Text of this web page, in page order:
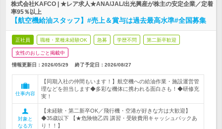
株式会社KAFCO | ★レア求人★ANA/JAL/出光興産が株主の安定企業／定着
率95％以上
【航空機給油スタッフ】#売上＆賞与は過去最高水準#全国募集
正社員 職種・業種未経験OK 急募 学歴不問 第二新卒歓迎
女性のおしごと掲載中
情報更新日：2026/05/29 終了予定日： 2026/08/27
仕事内容
【同期入社の仲間もいます！】航空機への給油作業・施設運営管
理などを担当します◆多彩な機体に携われる面白さも！◆研修充
実！
対象と
なる方
【未経験・第二新卒OK／飛行機・空港が好きな方は大歓迎】
◆35歳以下 【★危険物乙四 講習・受験費用キャッシュバックあ
り！！】